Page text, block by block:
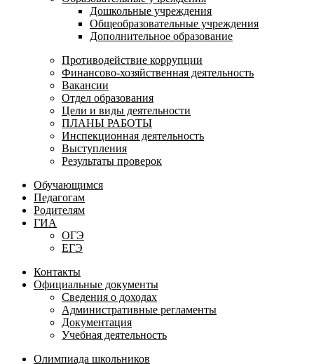
Дошкольные учреждения
Общеобразовательные учреждения
Дополнительное образование
Противодействие коррупции
Финансово-хозяйственная деятельность
Вакансии
Отдел образования
Цели и виды деятельности
ПЛАНЫ РАБОТЫ
Инспекционная деятельность
Выступления
Результаты проверок
Обучающимся
Педагогам
Родителям
ГИА
ОГЭ
ЕГЭ
Контакты
Официальные документы
Сведения о доходах
Административные регламенты
Документация
Учебная деятельность
Олимпиада школьников